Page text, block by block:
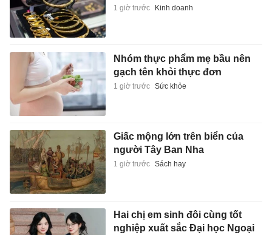
1 giờ trước Kinh doanh
Nhóm thực phẩm mẹ bầu nên
gạch tên khỏi thực đơn
1 giờ trước Sức khỏe
Giấc mộng lớn trên biển của
người Tây Ban Nha
1 giờ trước Sách hay
Hai chị em sinh đôi cùng tốt
nghiệp xuất sắc Đại học Ngoại